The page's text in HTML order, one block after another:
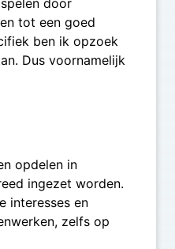
tot een goed
ben ik opzoek
Dus voornamelijk
opdelen in
ingezet worden.
interesses en
zelfs op